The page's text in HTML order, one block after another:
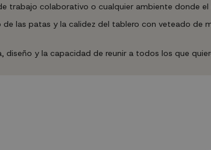
trabajo colaborativo o cualquier ambiente donde
las patas y la calidez del tablero con veteado
y la capacidad de reunir a todos los que